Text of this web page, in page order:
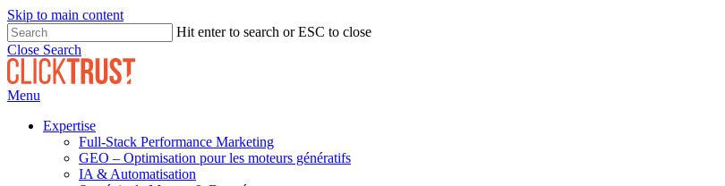
Skip to main content
Hit enter to search or ESC to close
Close Search
Menu
Expertise
Full-Stack Performance Marketing
GEO – Optimisation pour les moteurs génératifs
IA & Automatisation